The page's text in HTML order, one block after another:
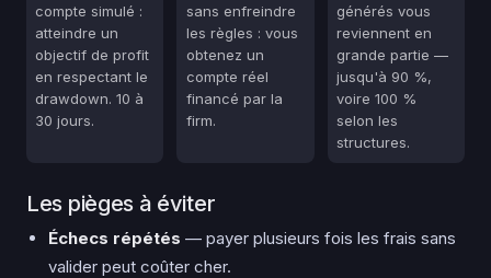
compte simulé :
atteindre un
objectif de profit
en respectant le
drawdown. 10 à
30 jours.
sans enfreindre
les règles : vous
obtenez un
compte réel
financé par la
firm.
générés vous
reviennent en
grande partie —
jusqu'à 90 %,
voire 100 %
selon les
structures.
Les pièges à éviter
Échecs répétés — payer plusieurs fois les frais sans
valider peut coûter cher.